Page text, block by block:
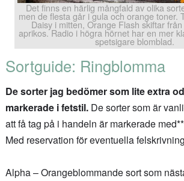
Det finns en härlig mångfald av olika
men de flesta går i gula och orange toner.
Daisy i mitten, Orange Flash skiftar
aprikos. Radio i högra hörnet har en mer
spetsigare blomblad.
Sortguide: Ringblomma
De sorter jag bedömer som lite extra
markerade i fetstil.De sorter som är
att få tag på i handeln är markerade
Med reservation för eventuella
Alpha – Orangeblommande sort som